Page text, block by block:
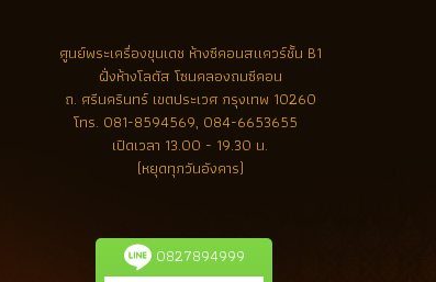
ศูนย์พระเครื่องขุนเดช ห้างซีคอนสแควร์ชั้น B1
ฝั่งห้างโลตัส โซนคลองถมซีคอน
ถ. ศรีนครินทร์ เขตประเวศ กรุงเทพ 10260
โทร. 081-8594569, 084-6653655
เปิดเวลา 13.00 - 19.30 น.
(หยุดทุกวันอังคาร)
0827894999